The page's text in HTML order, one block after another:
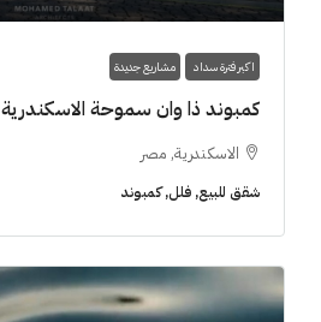
اكبر فترة سداد مشاريع جديدة
كمبوند ذا وان سموحة الاسكندرية
الاسكندرية, مصر
شقق للبيع, فلل, كمبوند